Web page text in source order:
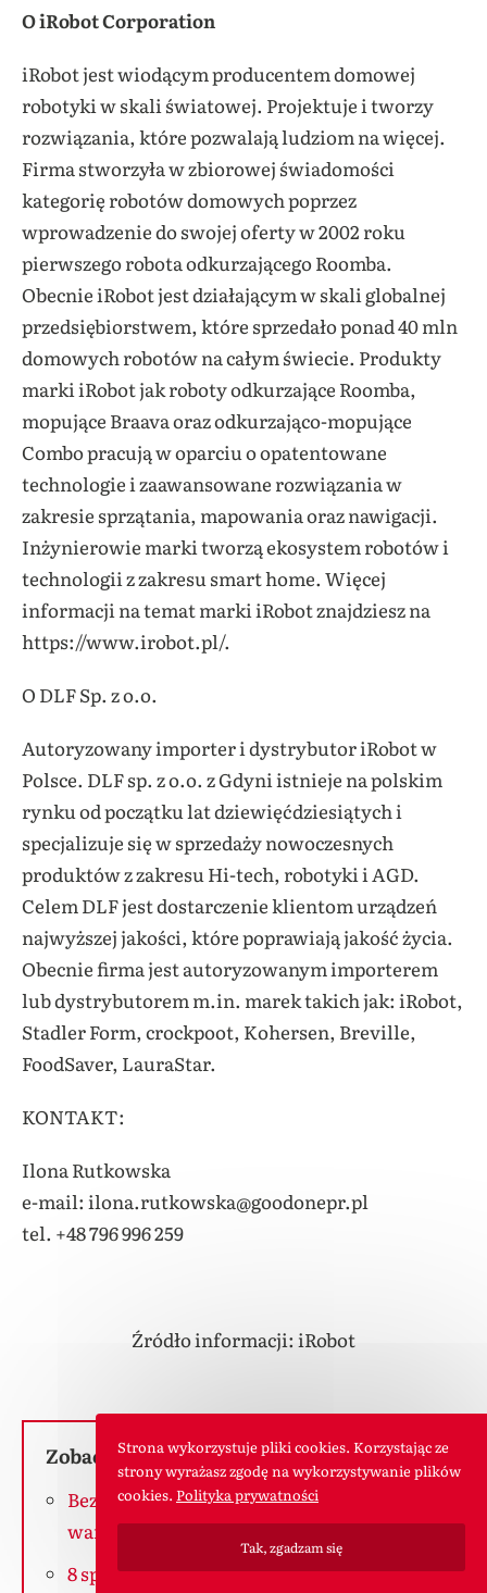
O iRobot Corporation
iRobot jest wiodącym producentem domowej
robotyki w skali światowej. Projektuje i tworzy
rozwiązania, które pozwalają ludziom na więcej.
Firma stworzyła w zbiorowej świadomości
kategorię robotów domowych poprzez
wprowadzenie do swojej oferty w 2002 roku
pierwszego robota odkurzającego Roomba.
Obecnie iRobot jest działającym w skali globalnej
przedsiębiorstwem, które sprzedało ponad 40 mln
domowych robotów na całym świecie. Produkty
marki iRobot jak roboty odkurzające Roomba,
mopujące Braava oraz odkurzająco-mopujące
Combo pracują w oparciu o opatentowane
technologie i zaawansowane rozwiązania w
zakresie sprzątania, mapowania oraz nawigacji.
Inżynierowie marki tworzą ekosystem robotów i
technologii z zakresu smart home. Więcej
informacji na temat marki iRobot znajdziesz na
https://www.irobot.pl/.
O DLF Sp. z o.o.
Autoryzowany importer i dystrybutor iRobot w
Polsce. DLF sp. z o.o. z Gdyni istnieje na polskim
rynku od początku lat dziewięćdziesiątych i
specjalizuje się w sprzedaży nowoczesnych
produktów z zakresu Hi-tech, robotyki i AGD.
Celem DLF jest dostarczenie klientom urządzeń
najwyższej jakości, które poprawiają jakość życia.
Obecnie firma jest autoryzowanym importerem
lub dystrybutorem m.in. marek takich jak: iRobot,
Stadler Form, crockpoot, Kohersen, Breville,
FoodSaver, LauraStar.
KONTAKT:
Ilona Rutkowska
e-mail: ilona.rutkowska@goodonepr.pl
tel. +48 796 996 259
Źródło informacji: iRobot
Zobacz inne wpisy o tej tematyce:
Bezprzewodowy odkurzacz do domu i
warsztatu
8 sprytnych sposobów, które ułatwią każde
Strona wykorzystuje pliki cookies. Korzystając ze
strony wyrażasz zgodę na wykorzystywanie plików
cookies. Polityka prywatności
Tak, zgadzam się